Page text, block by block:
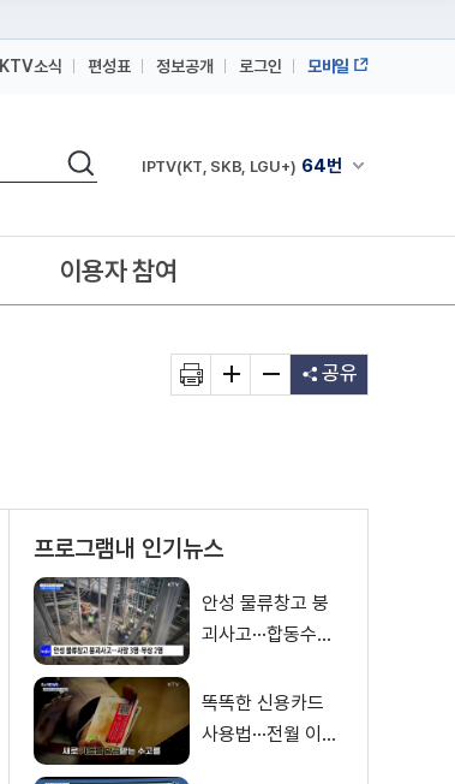
KTV소식 편성표 정보공개 로그인 모바일
검색 채널안내 펼쳐
IPTV(KT, SKB, LGU+) 64번
IPTV(KT, SKB, LGU+)
이용자 참여
공유
프로그램내 인기뉴스
안성 물류창고 붕
괴사고···합동수사
똑똑한 신용카드
사용법···전월 이용